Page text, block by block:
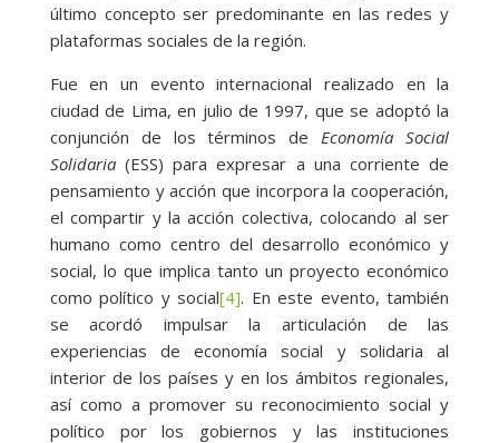
último concepto ser predominante en las redes y
plataformas sociales de la región.
Fue en un evento internacional realizado en la
ciudad de Lima, en julio de 1997, que se adoptó la
conjunción de los términos de Economía Social
Solidaria(ESS) para expresar a una corriente de
pensamiento y acción que incorpora la cooperación,
el compartir y la acción colectiva, colocando al ser
humano como centro del desarrollo económico y
social, lo que implica tanto un proyecto económico
como político y social[4]. En este evento, también
se acordó impulsar la articulación de las
experiencias de economía social y solidaria al
interior de los países y en los ámbitos regionales,
así como a promover su reconocimiento social y
político por los gobiernos y las instituciones